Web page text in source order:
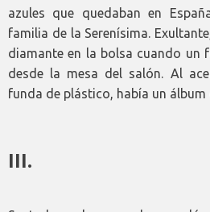
azules que quedaban en
familia de la Serenísima.
diamante en la bolsa cuando un
desde la mesa del salón. Al
funda de plástico, había un álbum
III.